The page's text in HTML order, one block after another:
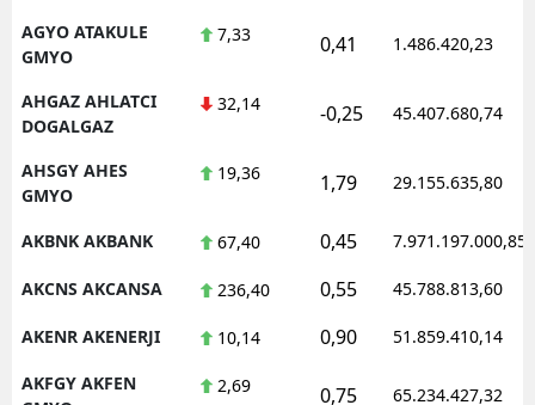
Kırklareli
Konya
Kütahya
Malatya
Manisa
Kahramanmaraş
AGYO ATAKULE
GMYO
7,33 0,41 1.486.420,23
AHGAZ AHLATCI
DOGALGAZ
32,14 -0,25 45.407.680,74
AHSGY AHES
GMYO
19,36 1,79 29.155.635,80
AKBNK AKBANK 67,40 0,45 7.971.197.000,85
AKCNS AKCANSA 236,40 0,55 45.788.813,60
AKENR AKENERJI 10,14 0,90 51.859.410,14
AKFGY AKFEN
2,69 0,75 65.234.427,32